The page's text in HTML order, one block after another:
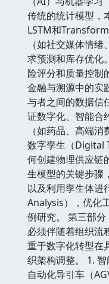
传统的统计模型，
LSTM和
（如社交媒体情
求预测和库存优化
险评分和质量控制
金融与溯源中的实
与者之间的数据信
证数字化、智能合
（如药品、高端
数字孪生（Digital
何创建物理供应链
生模型的关键步骤
以及利用孪生体进
Analysis），优化
例研究。 第三部
必须伴随着组织流
重于数字化转型在
织架构调整。 1.
自动化导引车（